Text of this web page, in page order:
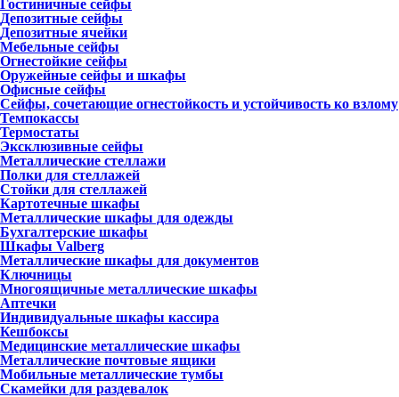
Гостиничные сейфы
Депозитные сейфы
Депозитные ячейки
Мебельные сейфы
Огнестойкие сейфы
Оружейные сейфы и шкафы
Офисные сейфы
Сейфы, сочетающие огнестойкость и устойчивость ко взлому
Темпокассы
Термостаты
Эксклюзивные сейфы
Металлические стеллажи
Полки для стеллажей
Стойки для стеллажей
Картотечные шкафы
Металлические шкафы для одежды
Бухгалтерские шкафы
Шкафы Valberg
Металлические шкафы для документов
Ключницы
Многоящичные металлические шкафы
Аптечки
Индивидуальные шкафы кассира
Кешбоксы
Медицинские металлические шкафы
Металлические почтовые ящики
Мобильные металлические тумбы
Скамейки для раздевалок